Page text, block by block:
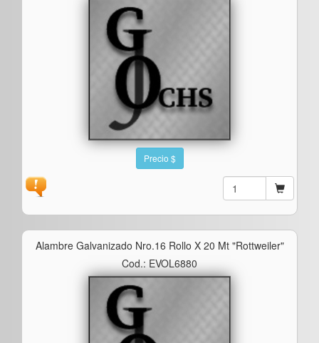
Precio $
Alambre Galvanizado Nro.16 Rollo X 20 Mt "rottweiler"
Cod.: EVOL6880